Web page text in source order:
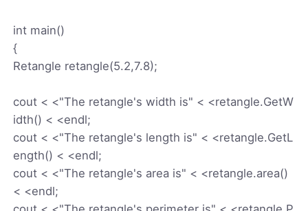
int main()
{
Retangle retangle(5.2,7.8);
cout < <"The retangle's width is" < <retangle.GetW
idth() < <endl;
cout < <"The retangle's length is" < <retangle.GetL
ength() < <endl;
cout < <"The retangle's area is" < <retangle.area()
< <endl;